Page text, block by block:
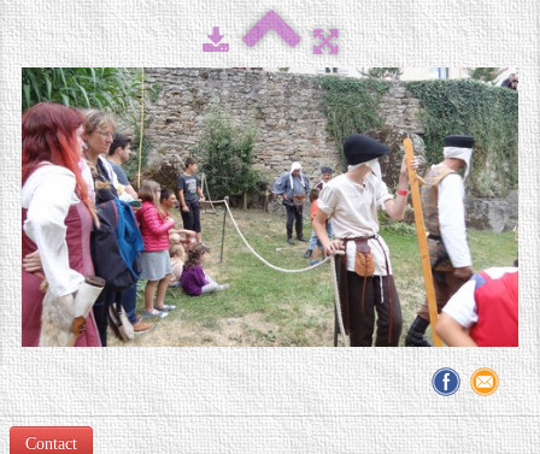
MÉDIAS▼
CONTACT
LOCATION DE COSTUMES
Contact